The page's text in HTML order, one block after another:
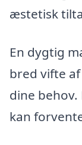
æstetisk
En dygtig
bred vifte
dine behov.
kan